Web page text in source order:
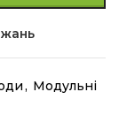
, Модульні